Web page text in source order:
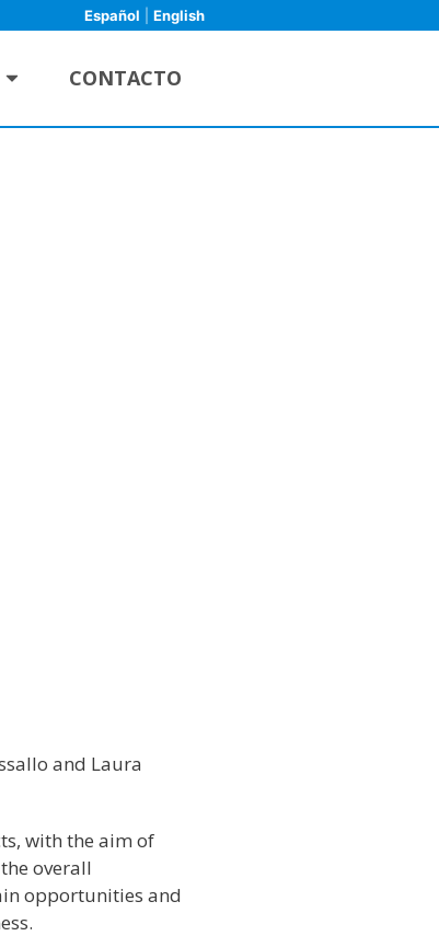
Español English
CONTACTO
and Laura
with the aim of
overall
opportunities and